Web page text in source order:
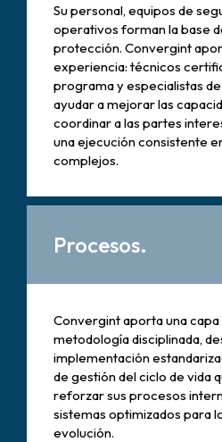
Su personal, equipos de
operativos forman la base
protección. Convergint
experiencia: técnicos
programa y especialistas
ayudar a mejorar las
coordinar a las partes
una ejecución consistente
complejos.
Procesos.
Convergint aporta una capa
metodología disciplinada,
implementación
de gestión del ciclo de vida
reforzar sus procesos
sistemas optimizados para
evolución.